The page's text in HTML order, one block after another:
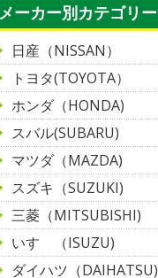
メーカー別カテゴリー
日産（NISSAN）
トヨタ(TOYOTA）
ホンダ（HONDA)
スバル(SUBARU)
マツダ（MAZDA)
スズキ（SUZUKI)
三菱（MITSUBISHI)
いすゞ（ISUZU)
ダイハツ（DAIHATSU)